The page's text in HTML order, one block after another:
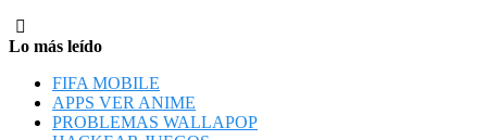
Lo más leído
FIFA MOBILE
APPS VER ANIME
PROBLEMAS WALLAPOP